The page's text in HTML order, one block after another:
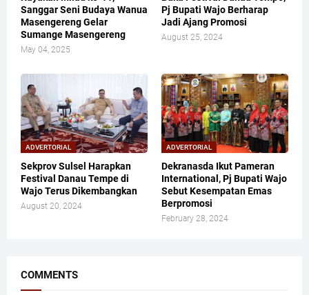
Sanggar Seni Budaya Wanua
Masengereng Gelar
Sumange Masengereng
May 04, 2025
Pj Bupati Wajo Berharap
Jadi Ajang Promosi
August 25, 2024
ADVERTORIAL
Sekprov Sulsel Harapkan
Festival Danau Tempe di
Wajo Terus Dikembangkan
August 20, 2024
ADVERTORIAL
Dekranasda Ikut Pameran
International, Pj Bupati Wajo
Sebut Kesempatan Emas
Berpromosi
February 28, 2024
COMMENTS